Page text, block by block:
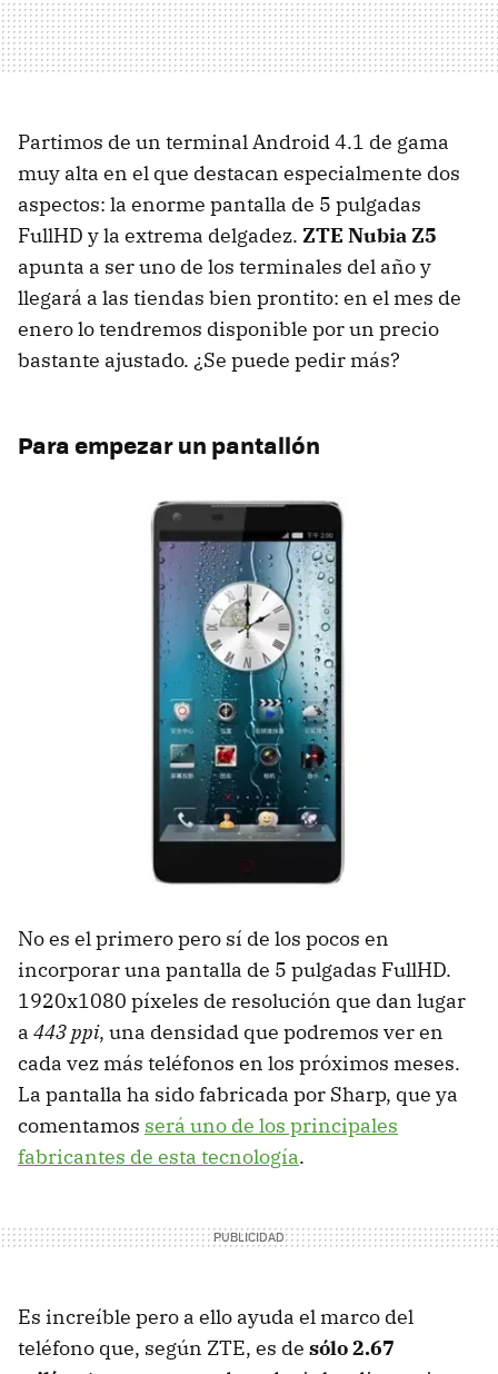
Partimos de un terminal Android 4.1 de gama
muy alta en el que destacan especialmente dos
aspectos: la enorme pantalla de 5 pulgadas
FullHD y la extrema delgadez. ZTE Nubia Z5
apunta a ser uno de los terminales del año y
llegará a las tiendas bien prontito: en el mes de
enero lo tendremos disponible por un precio
bastante ajustado. ¿Se puede pedir más?
Para empezar un pantallón
No es el primero pero sí de los pocos en
incorporar una pantalla de 5 pulgadas FullHD.
1920x1080 píxeles de resolución que dan lugar
a 443 ppi, una densidad que podremos ver en
cada vez más teléfonos en los próximos meses.
La pantalla ha sido fabricada por Sharp, que ya
comentamos será uno de los principales
fabricantes de esta tecnología.
Es increíble pero a ello ayuda el marco del
teléfono que, según ZTE, es de sólo 2.67